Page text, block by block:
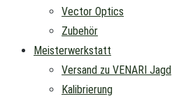
Vector Optics
Zubehör
Meisterwerkstatt
Versand zu VENARI Jagd
Kalibrierung